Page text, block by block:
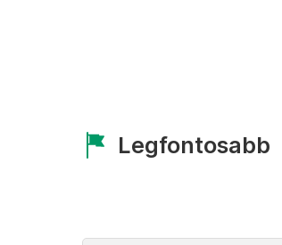
Legfontosabb